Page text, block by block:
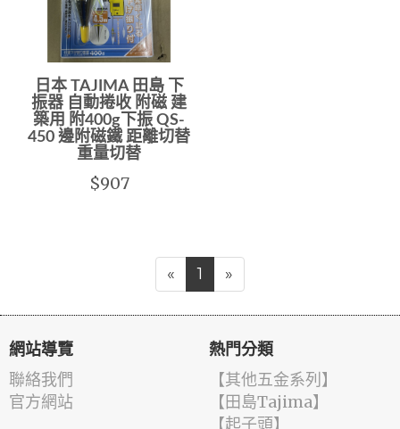
日本 TAJIMA 田島 下
振器 自動捲收 附磁 建
築用 附400g下振 QS-
450 邊附磁鐵 距離切替
重量切替
$907
« 1 »
網站導覽
聯絡我們
官方網站
熱門分類
【其他五金系列】
【田島Tajima】
【起子頭】